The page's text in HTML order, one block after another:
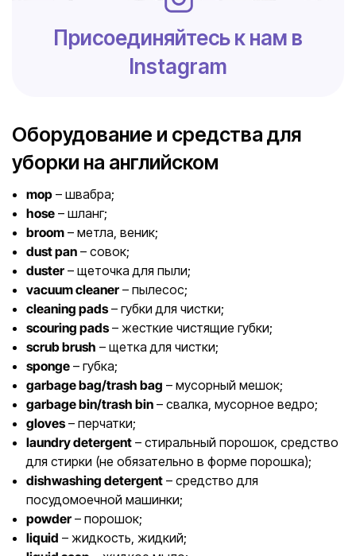
Присоединяйтесь к нам в
Instagram
Оборудование и средства для
уборки на английском
mop – швабра;
hose – шланг;
broom – метла, веник;
dust pan – совок;
duster – щеточка для пыли;
vacuum cleaner – пылесос;
cleaning pads– губки для чистки;
scouring pads– жесткие чистящие губки;
scrub brush – щетка для чистки;
sponge – губка;
garbage bag/trash bag – мусорный мешок;
garbage bin/trash bin – свалка, мусорное ведро;
gloves– перчатки;
laundry detergent – стиральный порошок, средство
для стирки (не обязательно в форме порошка);
dishwashing detergent – средство для
посудомоечной машинки;
powder – порошок;
liquid – жидкость, жидкий;